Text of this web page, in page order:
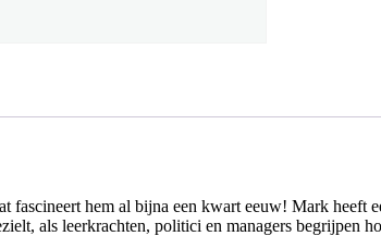
hem al bijna een kwart eeuw! Mark heeft
als leerkrachten, politici en managers begrijpen